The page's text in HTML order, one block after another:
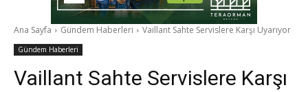
Ana Sayfa Gündem Haberleri Vaillant Sahte Servislere Karşı Uyarıyor
Gündem Haberleri
Vaillant Sahte Servislere Karşı